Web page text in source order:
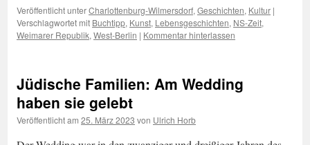
Veröffentlicht unterCharlottenburg-Wilmersdorf, Geschichten, Kultur |
Verschlagwortet mit Buchtipp, Kunst, Lebensgeschichten, NS-Zeit,
Weimarer Republik, West-Berlin | Kommentar hinterlassen
Jüdische Familien: Am Wedding
haben sie gelebt
Veröffentlicht am 25. März 2023 von Ulrich Horb